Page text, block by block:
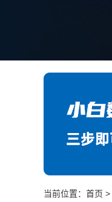
当前位置： 首页 >